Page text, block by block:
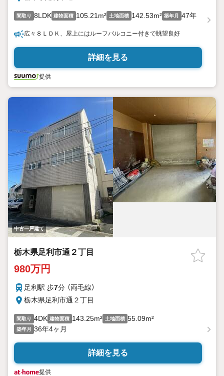
間取り 8LDK 建物面積 105.21m² 土地面積 142.53m² 築年月 47年
広々８ＬＤＫ、屋上にはルーフバルコニー付きで眺望良好
詳細を見る
提供
中古一戸建て
栃木県足利市通２丁目
980万円
足利駅 歩7分 （両毛線）
栃木県足利市通２丁目
間取り 4DK 建物面積 143.25m² 土地面積 55.09m²
築年月 36年4ヶ月
詳細を見る
提供